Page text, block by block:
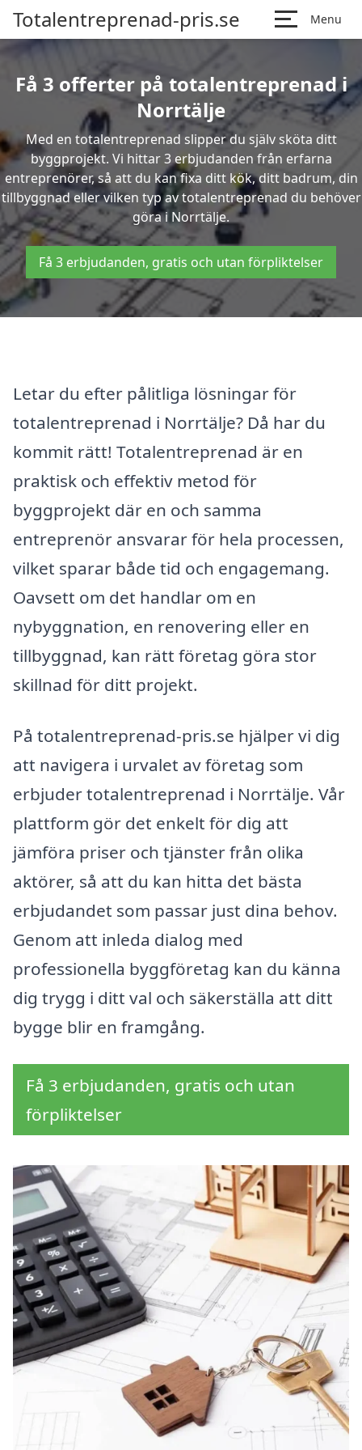
Totalentreprenad-pris.se Menu
Få 3 offerter på totalentreprenad i
Norrtälje
Med en totalentreprenad slipper du själv sköta ditt
byggprojekt. Vi hittar 3 erbjudanden från erfarna
entreprenörer, så att du kan fixa ditt kök, ditt badrum, din
tillbyggnad eller vilken typ av totalentreprenad du behöver
göra i Norrtälje.
Få 3 erbjudanden, gratis och utan förpliktelser
Letar du efter pålitliga lösningar för
totalentreprenad i Norrtälje? Då har du
kommit rätt! Totalentreprenad är en
praktisk och effektiv metod för
byggprojekt där en och samma
entreprenör ansvarar för hela processen,
vilket sparar både tid och engagemang.
Oavsett om det handlar om en
nybyggnation, en renovering eller en
tillbyggnad, kan rätt företag göra stor
skillnad för ditt projekt.
På totalentreprenad-pris.se hjälper vi dig
att navigera i urvalet av företag som
erbjuder totalentreprenad i Norrtälje. Vår
plattform gör det enkelt för dig att
jämföra priser och tjänster från olika
aktörer, så att du kan hitta det bästa
erbjudandet som passar just dina behov.
Genom att inleda dialog med
professionella byggföretag kan du känna
dig trygg i ditt val och säkerställa att ditt
bygge blir en framgång.
Få 3 erbjudanden, gratis och utan
förpliktelser